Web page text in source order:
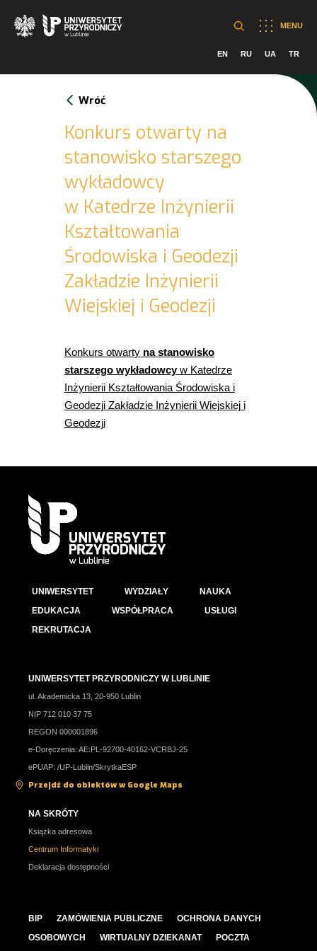
MENU
EN RU UA TR
Wróć
Konkurs otwarty na
stanowisko starszego
wykładowcy
w Katedrze Inżynierii
Kształtowania
Środowiska i Geodezji
Zakładzie Inżynierii
Wiejskiej i Geodezji
Konkurs otwarty na stanowisko
starszego wykładowcyw Katedrze
Inżynierii Kształtowania Środowiska i
Geodezji Zakładzie Inżynierii Wiejskiej i
Geodezji
UNIWERSYTET WYDZIAŁY
NAUKA
EDUKACJA
WSPÓŁPRACA
USŁUGI
REKRUTACJA
UNIWERSYTET PRZYRODNICZY W LUBLINIE
ul. Akademicka 13, 20-950 Lublin
NIP 712 010 37 75
REGON 000001896
e-Doręczenia: AE:PL-92700-40162-VCRBJ-25
ePUAP: /UP-Lublin/SkrytkaESP
Przejdź do obiektów w Google Maps
NA SKRÓTY
Książka adresowa
Centrum Informatyki
Deklaracja dostępności
BIP ZAMÓWIENIA PUBLICZNE
OCHRONA DANYCH
OSOBOWYCH
WIRTUALNY DZIEKANAT POCZTA